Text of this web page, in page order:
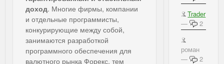
доход. Многие фирмы, компании
и отдельные программисты,
конкурирующие между собой,
занимаются разработкой
программного обеспечения для
валютного рынка Форекс, тем
Trader
—
2
роман
—
2